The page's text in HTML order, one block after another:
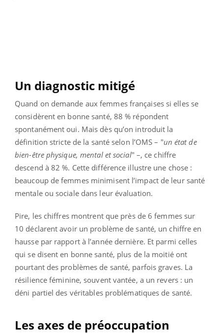
Un diagnostic mitigé
Quand on demande aux femmes françaises si elles se
considèrent en bonne santé, 88 % répondent
spontanément oui. Mais dès qu’on introduit la
définition stricte de la santé selon l’OMS – "un état de
bien-être physique, mental et social" –, ce chiffre
descend à 82 %. Cette différence illustre une chose :
beaucoup de femmes minimisent l’impact de leur santé
mentale ou sociale dans leur évaluation.
Pire, les chiffres montrent que près de 6 femmes sur
10 déclarent avoir un problème de santé, un chiffre en
hausse par rapport à l’année dernière. Et parmi celles
qui se disent en bonne santé, plus de la moitié ont
pourtant des problèmes de santé, parfois graves. La
résilience féminine, souvent vantée, a un revers : un
déni partiel des véritables problématiques de santé.
Les axes de préoccupation